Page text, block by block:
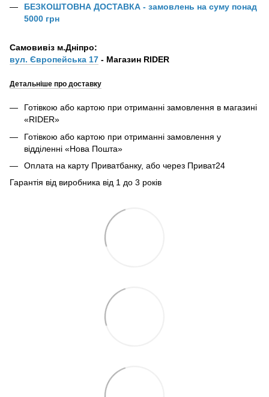
БЕЗКОШТОВНА ДОСТАВКА - замовлень на суму понад
5000 грн
Самовивіз м.Дніпро:
вул. Європейська 17 - Магазин RIDER
Детальніше про доставку
Готівкою або картою при отриманні замовлення в магазині
«RIDER»
Готівкою або картою при отриманні замовлення у
відділенні «Нова Пошта»
Оплата на карту Приватбанку, або через Приват24
Гарантія від виробника від 1 до 3 років